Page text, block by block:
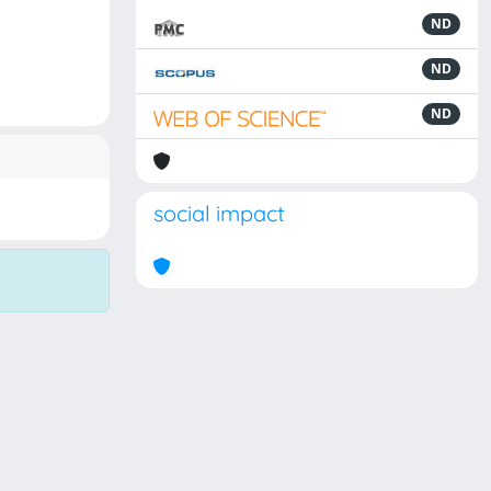
ND
ND
ND
social impact